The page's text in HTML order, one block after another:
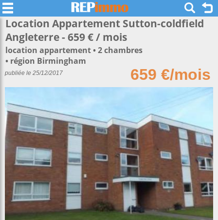
Location Appartement Sutton-coldfield
Angleterre - 659 € / mois
location appartement
2 chambres
région Birmingham
659 €/mois
publiée le 25/12/2017